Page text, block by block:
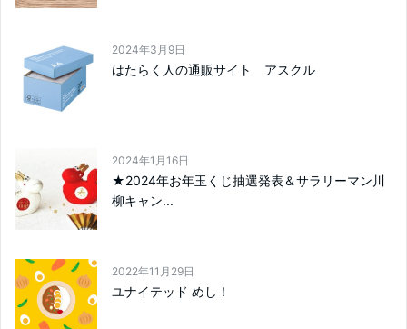
2024年3月9日
はたらく人の通販サイト アスクル
2024年1月16日
★2024年お年玉くじ抽選発表＆サラリーマン川
柳キャン...
2022年11月29日
ユナイテッド めし！